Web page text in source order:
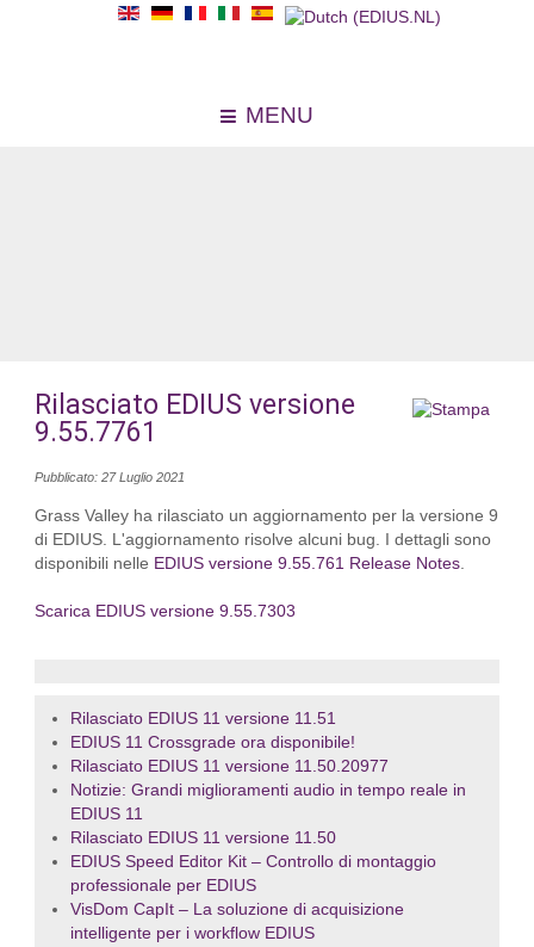
MENU
Rilasciato EDIUS versione
9.55.7761
Pubblicato: 27 Luglio 2021
Grass Valley ha rilasciato un aggiornamento per la versione 9
di EDIUS. L'aggiornamento risolve alcuni bug. I dettagli sono
disponibili nelle EDIUS versione 9.55.761 Release Notes.
Scarica EDIUS versione 9.55.7303
Rilasciato EDIUS 11 versione 11.51
EDIUS 11 Crossgrade ora disponibile!
Rilasciato EDIUS 11 versione 11.50.20977
Notizie: Grandi miglioramenti audio in tempo reale in
EDIUS 11
Rilasciato EDIUS 11 versione 11.50
EDIUS Speed Editor Kit – Controllo di montaggio
professionale per EDIUS
VisDom CapIt – La soluzione di acquisizione
intelligente per i workflow EDIUS